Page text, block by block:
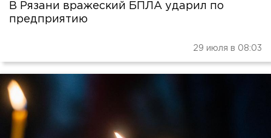
В Рязани вражеский БПЛА ударил по
предприятию
29 июля в 08:03